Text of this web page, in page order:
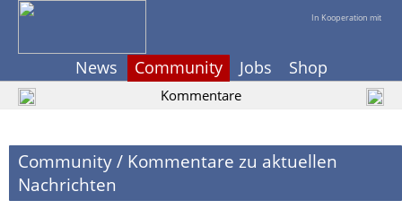
In Kooperation mit
News Community Jobs Shop
Kommentare
Community/ Kommentare zu aktuellen
Nachrichten